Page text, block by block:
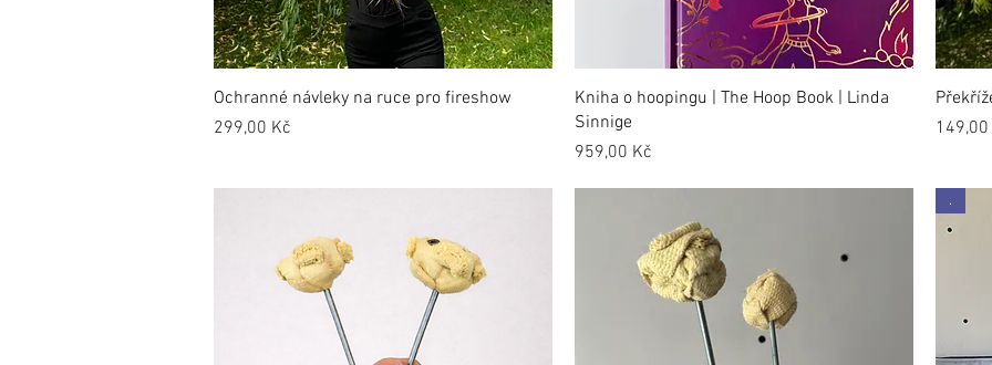
Ochranné návleky na ruce pro fireshow
Cena
299,00 Kč
Kniha o hoopingu | The Hoop Book | Linda
Sinnige
Cena
959,00 Kč
Cena
.